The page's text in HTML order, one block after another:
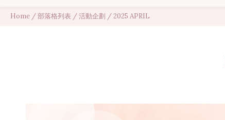
Home /部落格列表 /活動企劃 /2025 APRIL